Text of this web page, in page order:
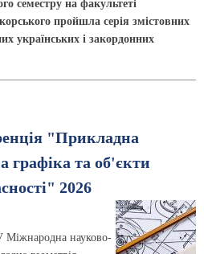
семестру на факультеті
пройшла серія змістовних
українських і закордонних
"Прикладна
графіка та об'єкти
2026
Міжнародна науково-